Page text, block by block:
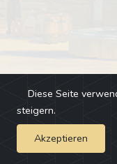
Impressum -
Diese Seite
steigern.
Akzeptieren